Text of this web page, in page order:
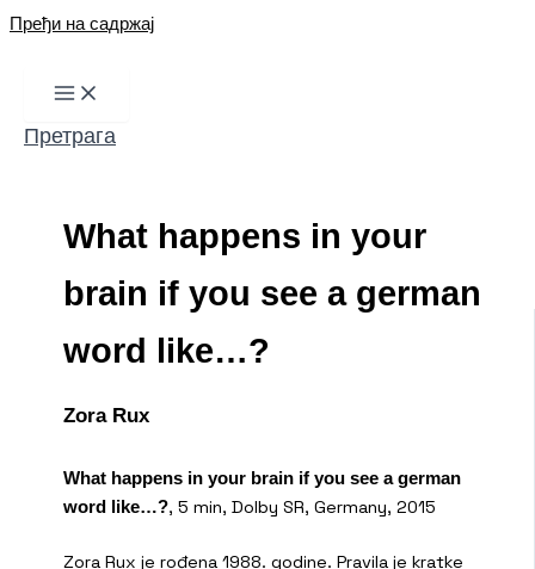
Пређи на садржај
Претрага
What happens in your
brain if you see a german
word like…?
Zora Rux
What happens in your brain if you see a german
word like…?, 5 min, Dolby SR, Germany, 2015
Zora Rux je rođena 1988. godine. Pravila je kratke